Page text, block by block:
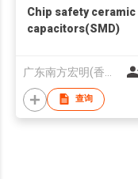
Chip safety ceramic
capacitors(SMD)
查询